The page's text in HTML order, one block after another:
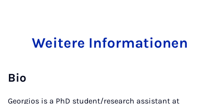
Weitere Informationen
Bio
Georgios is a PhD student/research assistant at